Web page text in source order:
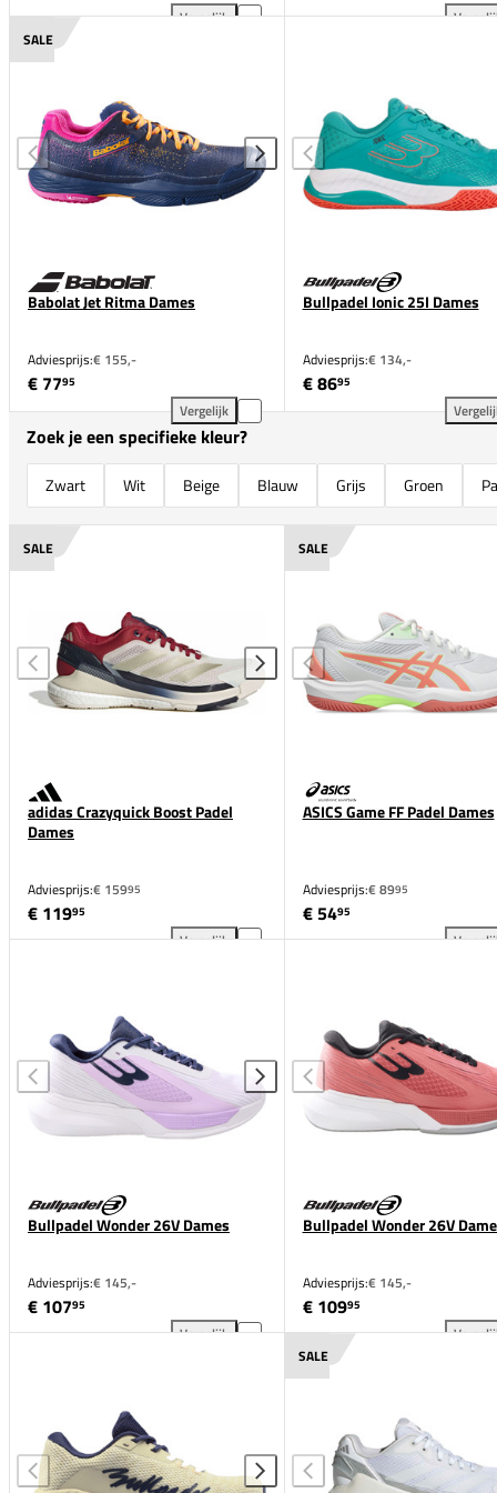
Vergelijk
SALE
Babolat Jet Ritma Dames
Adviesprijs:€ 155,-
€ 7795
Vergelijk
Babolat Jet Ritma Dames toevoegen aan
Bullpadel Ionic 25I Dames
Adviesprijs:€ 134,-
€ 8695
Zoek je een specifieke kleur?
Zwart Wit Beige Blauw Grijs Groen
SALE
adidas Crazyquick Boost Padel
Dames
Adviesprijs:€ 15995
€ 11995
Vergelijk
SALE
ASICS Game FF Padel Dames
Adviesprijs:€ 8995
€ 5495
Bullpadel Wonder 26V Dames
Adviesprijs:€ 145,-
€ 10795
Vergelijk
Bullpadel Wonder 26V Dames toevoegen aan
Bullpadel Wonder 26V
Adviesprijs:€ 145,-
€ 10995
SALE